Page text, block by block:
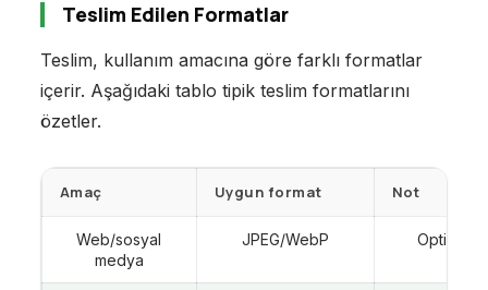
Teslim Edilen Formatlar
Teslim, kullanım amacına göre farklı formatlar
içerir. Aşağıdaki tablo tipik teslim formatlarını
özetler.
Amaç Uygun format Not
Web/sosyal
medya
JPEG/WebP